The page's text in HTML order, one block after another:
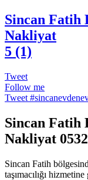
Sincan Fatih
Nakliyat
5 (1)
Tweet
Follow me
Tweet
Sincan Fatih
Nakliyat
Sincan Fatih
taşımacılığı